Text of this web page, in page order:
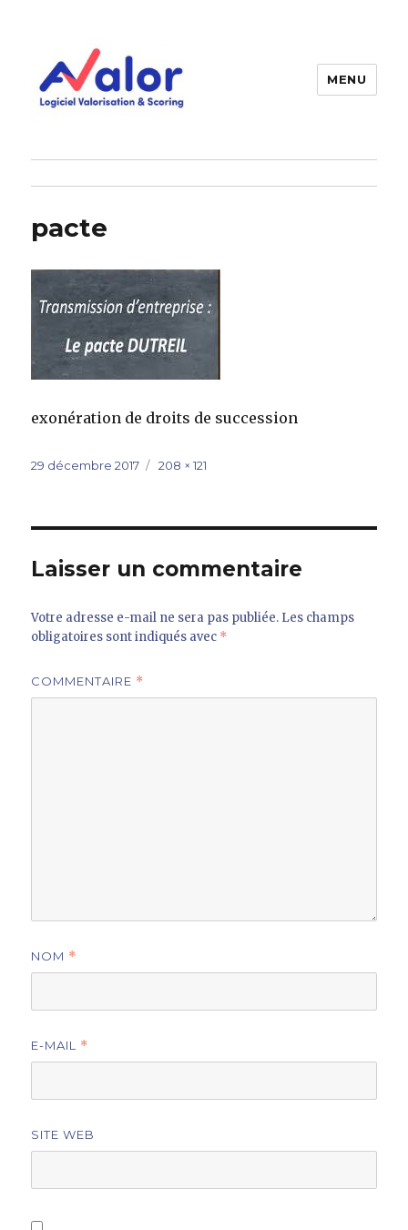
MENU
pacte
exonération de droits de succession
Publié
29 décembre 2017
Taille
208 × 121
Laisser un commentaire
Votre adresse e-mail ne sera pas publiée. Les champs
obligatoires sont indiqués avec *
COMMENTAIRE *
NOM *
E-MAIL *
SITE WEB